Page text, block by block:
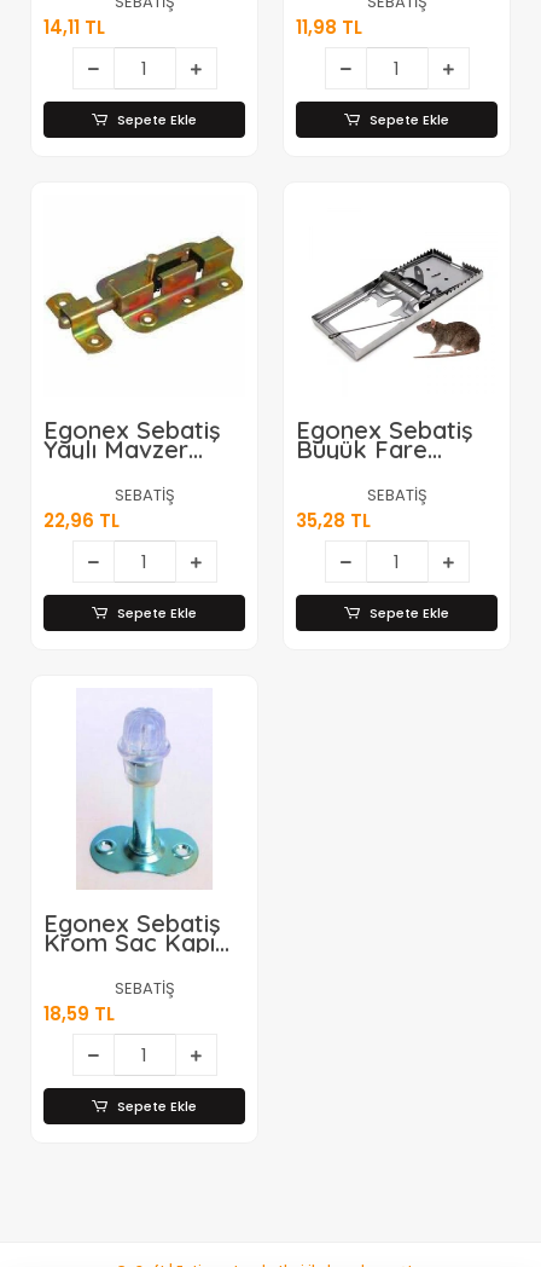
14,11 TL
Sepete Ekle
11,98 TL
Sepete Ekle
Egonex Sebatiş
Yaylı Mavzer
Kapı
Sürgüsü*12x30
SEBATİŞ
22,96 TL
Sepete Ekle
Egonex Sebatiş
Büyük Fare
Kapanı *12x30
SEBATİŞ
35,28 TL
Sepete Ekle
Egonex Sebatiş
Krom Sac Kapı
Stoperi
Tamponu*50x10
SEBATİŞ
18,59 TL
Sepete Ekle